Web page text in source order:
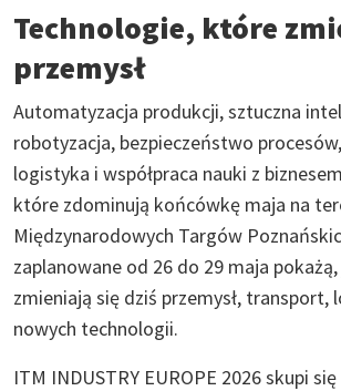
Technologie, które
przemysł
Automatyzacja produkcji, sztuczna
robotyzacja, bezpieczeństwo
logistyka i współpraca nauki z
które zdominują końcówkę maja na
Międzynarodowych Targów
zaplanowane od 26 do 29 maja
zmieniają się dziś przemysł,
nowych technologii.
ITM INDUSTRY EUROPE 2026 skupi